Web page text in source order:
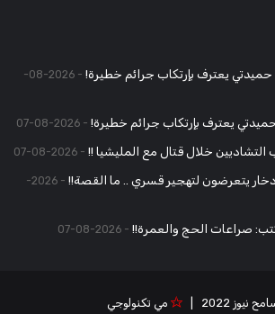
يعترف بإرتكاب جرائم خطيرة!
2026-08-
يعترف بإرتكاب جرائم خطيرة! 2026-08-07
خلال قتال مع المليشيا !! 2026-08-07
يتعرضون لتهجير قسري .. ما القصة!!
2026-
صراعات الحج والعمرة!! 2026-08-07
نيوز 2022 | مي تكنولوجي